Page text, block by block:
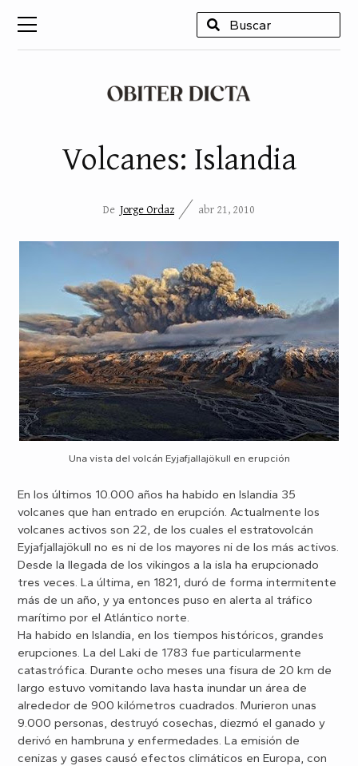
Volcanes: Islandia
De Jorge Ordaz abr 21, 2010
Una vista del volcán Eyjafjallajökull en erupción
En los últimos 10.000 años ha habido en Islandia 35
volcanes que han entrado en erupción. Actualmente los
volcanes activos son 22, de los cuales el estratovolcán
Eyjafjallajökull no es ni de los mayores ni de los más activos.
Desde la llegada de los vikingos a la isla ha erupcionado
tres veces. La última, en 1821, duró de forma intermitente
más de un año, y ya entonces puso en alerta al tráfico
marítimo por el Atlántico norte.
Ha habido en Islandia, en los tiempos históricos, grandes
erupciones. La del Laki de 1783 fue particularmente
catastrófica. Durante ocho meses una fisura de 20 km de
largo estuvo vomitando lava hasta inundar un área de
alrededor de 900 kilómetros cuadrados. Murieron unas
9.000 personas, destruyó cosechas, diezmó el ganado y
derivó en hambruna y enfermedades. La emisión de
cenizas y gases causó efectos climáticos en Europa, con